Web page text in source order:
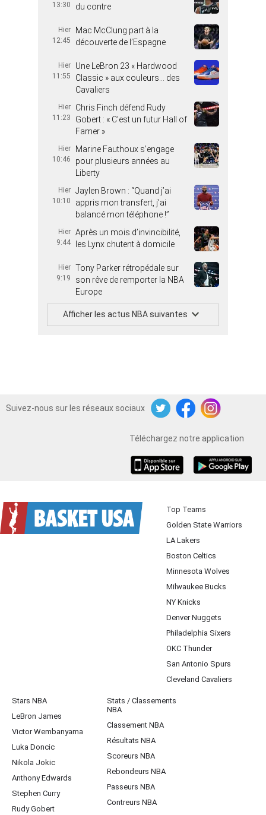
13:30
du contre
Hier
12:45
Mac McClung part à la
découverte de l’Espagne
Hier
11:55
Une LeBron 23 « Hardwood
Classic » aux couleurs… des
Cavaliers
Hier
11:23
Chris Finch défend Rudy
Gobert : « C’est un futur Hall of
Famer »
Hier
10:46
Marine Fauthoux s’engage
pour plusieurs années au
Liberty
Hier
10:10
Jaylen Brown : “Quand j’ai
appris mon transfert, j’ai
balancé mon téléphone !”
Hier
9:44
Après un mois d’invincibilité,
les Lynx chutent à domicile
Hier
9:19
Tony Parker rétropédale sur
son rêve de remporter la NBA
Europe
Afficher les actus NBA suivantes
Suivez-nous sur les réseaux sociaux
TwitterFacebookInstagram
Téléchargez notre application
Top Teams
Golden State Warriors
LA Lakers
Boston Celtics
Minnesota Wolves
Milwaukee Bucks
NY Knicks
Denver Nuggets
Philadelphia Sixers
OKC Thunder
San Antonio Spurs
Cleveland Cavaliers
Stars NBA
LeBron James
Victor Wembanyama
Luka Doncic
Nikola Jokic
Anthony Edwards
Stephen Curry
Rudy Gobert
Stats / Classements
NBA
Classement NBA
Résultats NBA
Scoreurs NBA
Rebondeurs NBA
Passeurs NBA
Contreurs NBA